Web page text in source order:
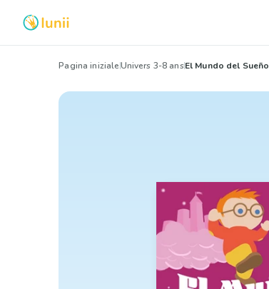
Pagina inizialeUnivers 3-8 ansEl Mundo del Sueño